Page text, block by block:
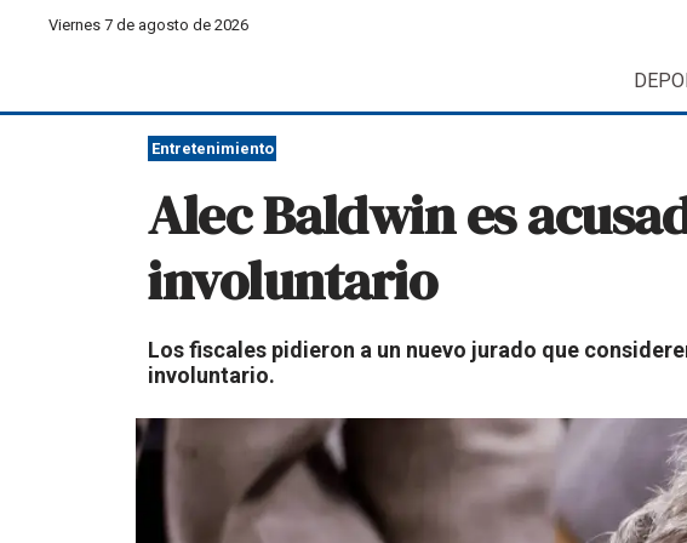
Viernes 7 de agosto de 2026
Entretenimiento
Alec Baldwin es
involuntario
Los fiscales pidieron a un nuevo jurado que
involuntario.